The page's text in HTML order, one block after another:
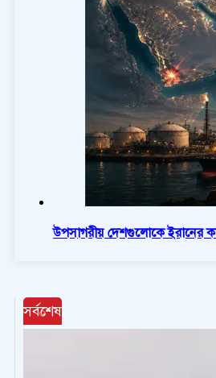
উপসাগরীয় দেশগুলোকে ইরানের
সর্বশেষ